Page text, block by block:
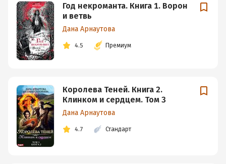
Год некроманта. Книга 1. Ворон
и ветвь
Дана Арнаутова
4.5 Премиум
Королева Теней. Книга 2.
Клинком и сердцем. Том 3
Дана Арнаутова
4.7 Стандарт